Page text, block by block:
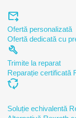
forward_to_inbox
Ofertă personalizată
Ofertă dedicată cu
build
Trimite la reparat
Reparație certificată
cycle
Soluție echivalentă